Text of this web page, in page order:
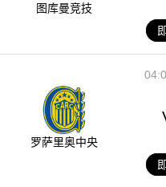
图库曼竞技
罗萨里奥中央